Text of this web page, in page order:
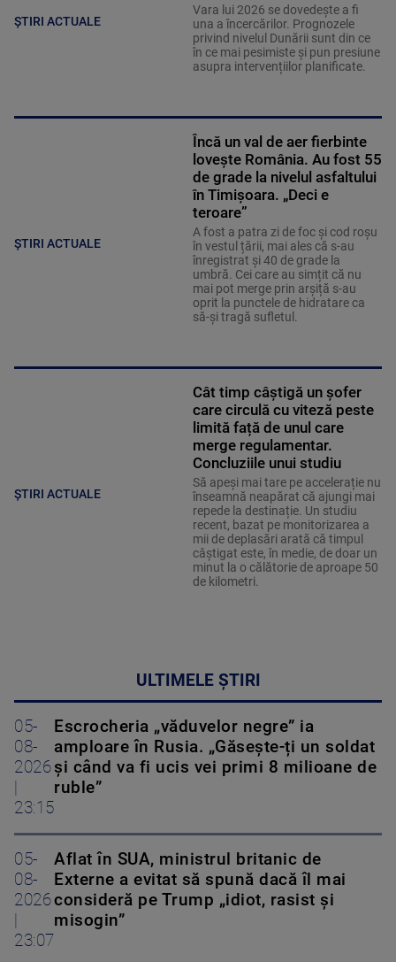
ȘTIRI ACTUALE
Vara lui 2026 se dovedește a fi
una a încercărilor. Prognozele
privind nivelul Dunării sunt din ce
în ce mai pesimiste și pun presiune
asupra intervențiilor planificate.
ȘTIRI ACTUALE
Încă un val de aer fierbinte
lovește România. Au fost 55
de grade la nivelul asfaltului
în Timișoara. „Deci e
teroare”
A fost a patra zi de foc și cod roșu
în vestul țării, mai ales că s-au
înregistrat și 40 de grade la
umbră. Cei care au simțit că nu
mai pot merge prin arșiță s-au
oprit la punctele de hidratare ca
să-și tragă sufletul.
ȘTIRI ACTUALE
Cât timp câștigă un șofer
care circulă cu viteză peste
limită față de unul care
merge regulamentar.
Concluziile unui studiu
Să apeși mai tare pe accelerație nu
înseamnă neapărat că ajungi mai
repede la destinație. Un studiu
recent, bazat pe monitorizarea a
mii de deplasări arată că timpul
câștigat este, în medie, de doar un
minut la o călătorie de aproape 50
de kilometri.
ULTIMELE ȘTIRI
05-
08-
2026
23:15
Escrocheria „văduvelor negre” ia
amploare în Rusia. „Găsește-ți un soldat
și când va fi ucis vei primi 8 milioane de
ruble”
05-
08-
2026
23:07
Aflat în SUA, ministrul britanic de
Externe a evitat să spună dacă îl mai
consideră pe Trump „idiot, rasist și
misogin”